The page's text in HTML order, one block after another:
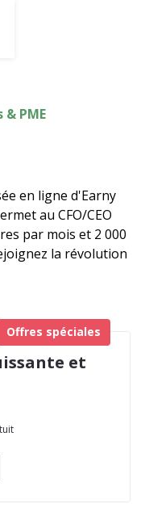
PME
en ligne d'Earny
au CFO/CEO
par mois et 2 000
la révolution
et
Offres spéciales